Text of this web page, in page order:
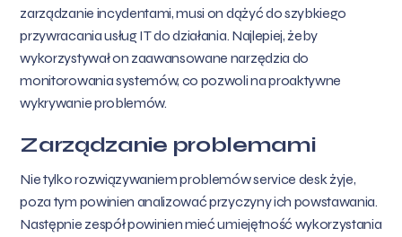
zarządzanie incydentami, musi on dążyć do szybkiego
przywracania usług IT do działania. Najlepiej, żeby
wykorzystywał on zaawansowane narzędzia do
monitorowania systemów, co pozwoli na proaktywne
wykrywanie problemów.
Zarządzanie problemami
Nie tylko rozwiązywaniem problemów service desk żyje,
poza tym powinien analizować przyczyny ich powstawania.
Następnie zespół powinien mieć umiejętność wykorzystania